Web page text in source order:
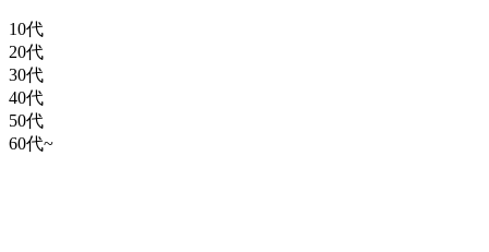
10代
20代
30代
40代
50代
60代~